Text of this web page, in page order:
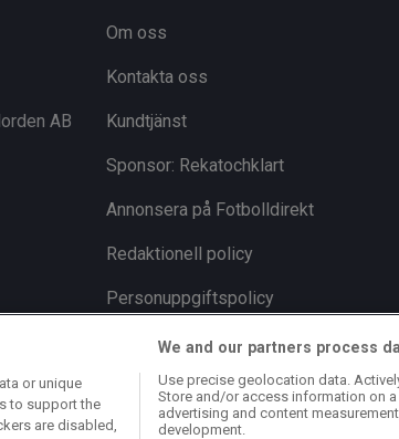
AB
Om oss
Kontakta oss
Kundtjänst
Sponsor: Rekatochklart
Annonsera på Fotbolldirekt
Redaktionell policy
Personuppgiftspolicy
Cookiepolicy
or unique
to support the
are disabled,
We and our partners process
Use precise geolocation data.
Store and/or access information on
advertising and content
development.